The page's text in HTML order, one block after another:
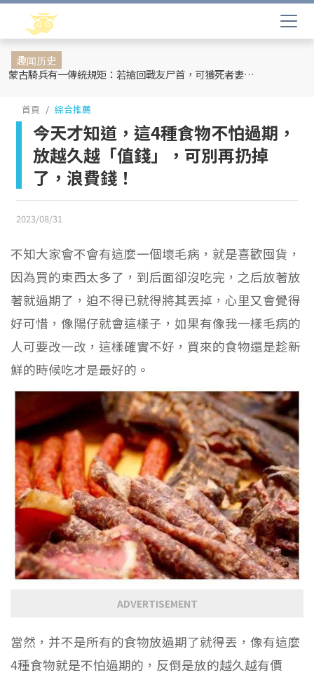
趣闻历史
蒙古騎兵有一傳統規矩：若搶回戰友尸首，可獲死者妻妾和全部牲畜
首頁 綜合推薦
今天才知道，這4種食物不怕過期，
放越久越「值錢」，可別再扔掉
了，浪費錢！
2023/08/31
不知大家會不會有這麼一個壞毛病，就是喜歡囤貨，
因為買的東西太多了，到后面卻沒吃完，之后放著放
著就過期了，迫不得已就得將其丟掉，心里又會覺得
好可惜，像陽仔就會這樣子，如果有像我一樣毛病的
人可要改一改，這樣確實不好，買來的食物還是趁新
鮮的時候吃才是最好的。
ADVERTISEMENT
當然，并不是所有的食物放過期了就得丟，像有這麼
4種食物就是不怕過期的，反倒是放的越久越有價